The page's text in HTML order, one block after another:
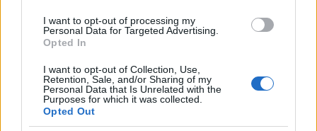
I want to opt-out of processing my
Personal Data for Targeted Advertising.
Opted In
I want to opt-out of Collection, Use,
Retention, Sale, and/or Sharing of my
Personal Data that Is Unrelated with the
Purposes for which it was collected.
Opted Out